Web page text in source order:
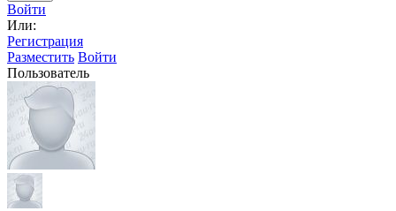
Войти
Или:
Регистрация
Разместить Войти
Пользователь